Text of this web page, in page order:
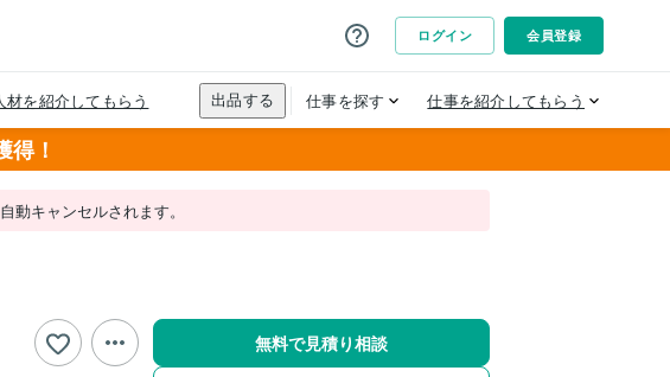
！
キャンセルされます。
無料で見積り相談